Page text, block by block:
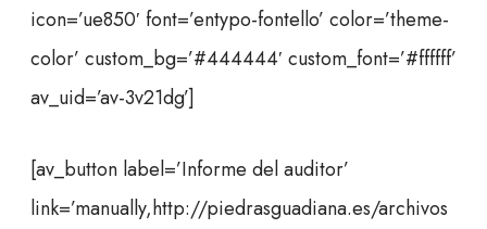
icon=’ue850′ font=’entypo-fontello’ color=’theme-
color’ custom_bg=’#444444′ custom_font=’#ffffff’
av_uid=’av-3v21dg’]
[av_button label=’Informe del auditor’
link=’manually,http://piedrasguadiana.es/archivos